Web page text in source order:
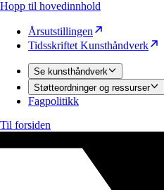
Hopp til hovedinnhold
Årsutstillingen
Tidsskriftet Kunsthåndverk
Se kunsthåndverk
Støtteordninger og ressurser
Fagpolitikk
Til forsiden